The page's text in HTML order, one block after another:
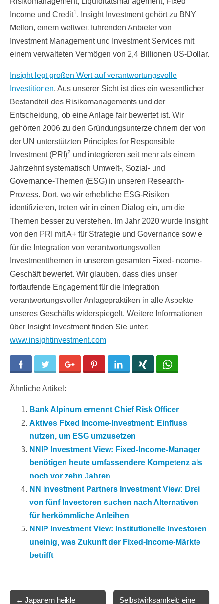
Income und Credit1. Insight Investment gehört zu BNY
Mellon, einem weltweit führenden Anbieter von
Investment Management und Investment Services mit
einem verwalteten Vermögen von 2,4 Billionen US-Dollar.
Insight legt großen Wert auf verantwortungsvolle
Investitionen. Aus unserer Sicht ist dies ein wesentlicher
Bestandteil des Risikomanagements und der
Entscheidung, ob eine Anlage fair bewertet ist. Wir
gehörten 2006 zu den Gründungsunterzeichnern der von
der UN unterstützten Principles for Responsible
Investment (PRI)2 und integrieren seit mehr als einem
Jahrzehnt systematisch Umwelt-, Sozial- und
Governance-Themen (ESG) in unseren Research-
Prozess. Dort, wo wir erhebliche ESG-Risiken
identifizieren, treten wir in einen Dialog ein, um die
Themen besser zu verstehen. Im Jahr 2020 wurde Insight
von den PRI mit A+ für Strategie und Governance sowie
für die Integration von verantwortungsvollen
Investmentthemen in unserem gesamten Fixed-Income-
Geschäft bewertet. Wir glauben, dass dies unser
fortlaufende Engagement für die Integration
verantwortungsvoller Anlagepraktiken in alle Aspekte
unseres Geschäfts widerspiegelt. Weitere Informationen
über Insight Investment finden Sie unter:
www.insightinvestment.com
Facebook Twitter Google+ Pinterest LinkedIn
Ähnliche Artikel:
Bank Alpinum ernennt Chief Risk Officer
Aktives Fixed Income-Investment: Einfluss
nutzen, um ESG umzusetzen
NNIP Investment View: Fixed-Income-Manager
benötigen heute umfassendere Kompetenz als
noch vor zehn Jahren
NN Investment Partners Investment View: Drei
von fünf Investoren suchen nach Alternativen
für herkömmliche Anleihen
NNIP Investment View: Institutionelle Investoren
uneinig, was Zukunft der Fixed-Income-Märkte
betrifft
← Japanern heikle
Selbstwirksamkeit: eine